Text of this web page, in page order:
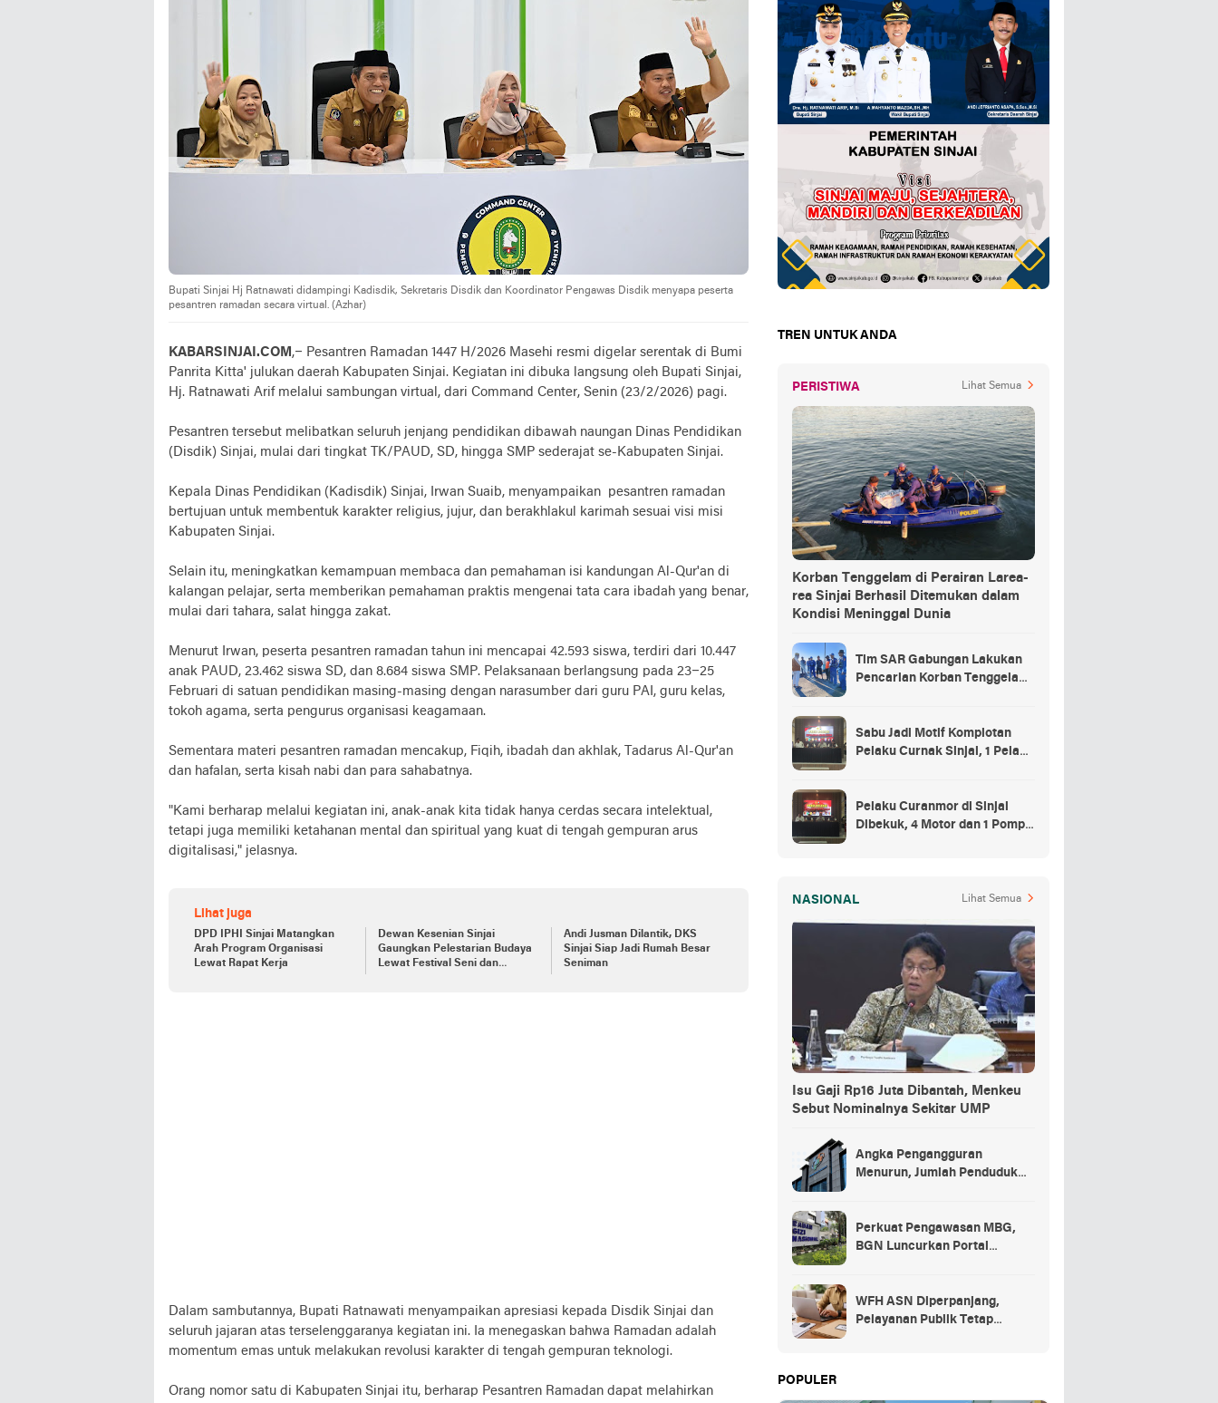
Bupati Sinjai Hj Ratnawati didampingi Kadisdik, Sekretaris Disdik dan Koordinator Pengawas Disdik menyapa peserta
pesantren ramadan secara virtual. (Azhar)
KABARSINJAI.COM,– Pesantren Ramadan 1447 H/2026 Masehi resmi digelar serentak di Bumi
Panrita Kitta' julukan daerah Kabupaten Sinjai. Kegiatan ini dibuka langsung oleh Bupati Sinjai,
Hj. Ratnawati Arif melalui sambungan virtual, dari Command Center, Senin (23/2/2026) pagi.
Pesantren tersebut melibatkan seluruh jenjang pendidikan dibawah naungan Dinas Pendidikan
(Disdik) Sinjai, mulai dari tingkat TK/PAUD, SD, hingga SMP sederajat se-Kabupaten Sinjai.
Kepala Dinas Pendidikan (Kadisdik) Sinjai, Irwan Suaib, menyampaikan pesantren ramadan
bertujuan untuk membentuk karakter religius, jujur, dan berakhlakul karimah sesuai visi misi
Kabupaten Sinjai.
Selain itu, meningkatkan kemampuan membaca dan pemahaman isi kandungan Al-Qur'an di
kalangan pelajar, serta memberikan pemahaman praktis mengenai tata cara ibadah yang benar,
mulai dari tahara, salat hingga zakat.
Menurut Irwan, peserta pesantren ramadan tahun ini mencapai 42.593 siswa, terdiri dari 10.447
anak PAUD, 23.462 siswa SD, dan 8.684 siswa SMP. Pelaksanaan berlangsung pada 23–25
Februari di satuan pendidikan masing-masing dengan narasumber dari guru PAI, guru kelas,
tokoh agama, serta pengurus organisasi keagamaan.
Sementara materi pesantren ramadan mencakup, Fiqih, ibadah dan akhlak, Tadarus Al-Qur'an
dan hafalan, serta kisah nabi dan para sahabatnya.
"Kami berharap melalui kegiatan ini, anak-anak kita tidak hanya cerdas secara intelektual,
tetapi juga memiliki ketahanan mental dan spiritual yang kuat di tengah gempuran arus
digitalisasi," jelasnya.
Lihat juga
DPD IPHI Sinjai Matangkan
Arah Program Organisasi
Lewat Rapat Kerja
Dewan Kesenian Sinjai
Gaungkan Pelestarian Budaya
Lewat Festival Seni dan
Andi Jusman Dilantik, DKS
Sinjai Siap Jadi Rumah Besar
Seniman
Dalam sambutannya, Bupati Ratnawati menyampaikan apresiasi kepada Disdik Sinjai dan
seluruh jajaran atas terselenggaranya kegiatan ini. Ia menegaskan bahwa Ramadan adalah
momentum emas untuk melakukan revolusi karakter di tengah gempuran teknologi.
Orang nomor satu di Kabupaten Sinjai itu, berharap Pesantren Ramadan dapat melahirkan
TREN UNTUK ANDA
PERISTIWA Lihat Semua
Korban Tenggelam di Perairan Larea-
rea Sinjai Berhasil Ditemukan dalam
Kondisi Meninggal Dunia
Tim SAR Gabungan Lakukan
Pencarian Korban Tenggelam
Sabu Jadi Motif Komplotan
Pelaku Curnak Sinjai, 1 Pelaku
Pelaku Curanmor di Sinjai
Dibekuk, 4 Motor dan 1 Pompa
NASIONAL Lihat Semua
Isu Gaji Rp16 Juta Dibantah, Menkeu
Sebut Nominalnya Sekitar UMP
Angka Pengangguran
Menurun, Jumlah Penduduk
Perkuat Pengawasan MBG,
BGN Luncurkan Portal
WFH ASN Diperpanjang,
Pelayanan Publik Tetap
POPULER